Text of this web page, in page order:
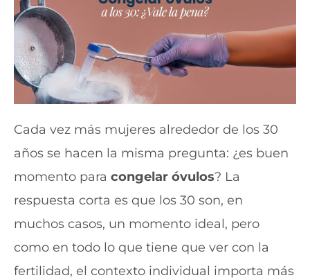
Cada vez más mujeres alrededor de los 30
años se hacen la misma pregunta: ¿es buen
momento para congelar óvulos? La
respuesta corta es que los 30 son, en
muchos casos, un momento ideal, pero
como en todo lo que tiene que ver con la
fertilidad, el contexto individual importa más